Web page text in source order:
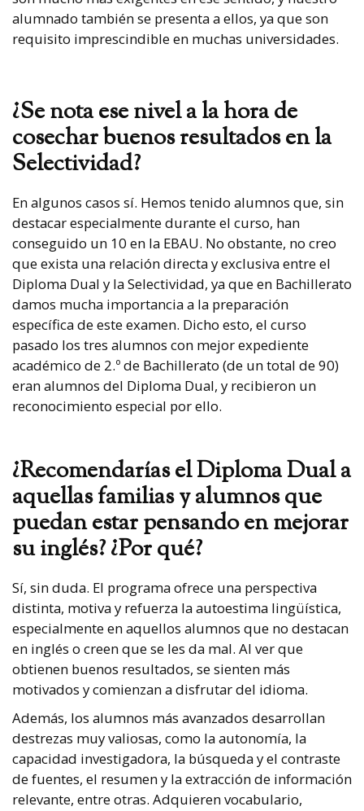
alumnado también se presenta a ellos, ya que son
requisito imprescindible en muchas universidades.
¿Se nota ese nivel a la hora de
cosechar buenos resultados en la
Selectividad?
En algunos casos sí. Hemos tenido alumnos que, sin
destacar especialmente durante el curso, han
conseguido un 10 en la EBAU. No obstante, no creo
que exista una relación directa y exclusiva entre el
Diploma Dual y la Selectividad, ya que en Bachillerato
damos mucha importancia a la preparación
específica de este examen. Dicho esto, el curso
pasado los tres alumnos con mejor expediente
académico de 2.º de Bachillerato (de un total de 90)
eran alumnos del Diploma Dual, y recibieron un
reconocimiento especial por ello.
¿Recomendarías el Diploma Dual a
aquellas familias y alumnos que
puedan estar pensando en mejorar
su inglés? ¿Por qué?
Sí, sin duda. El programa ofrece una perspectiva
distinta, motiva y refuerza la autoestima lingüística,
especialmente en aquellos alumnos que no destacan
en inglés o creen que se les da mal. Al ver que
obtienen buenos resultados, se sienten más
motivados y comienzan a disfrutar del idioma.
Además, los alumnos más avanzados desarrollan
destrezas muy valiosas, como la autonomía, la
capacidad investigadora, la búsqueda y el contraste
de fuentes, el resumen y la extracción de información
relevante, entre otras. Adquieren vocabulario,